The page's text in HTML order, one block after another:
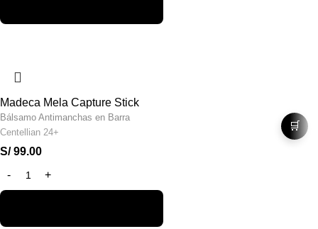
Madeca Mela Capture Stick
Bálsamo Antimanchas en Barra
Centellian 24+
S/99.00
🛒